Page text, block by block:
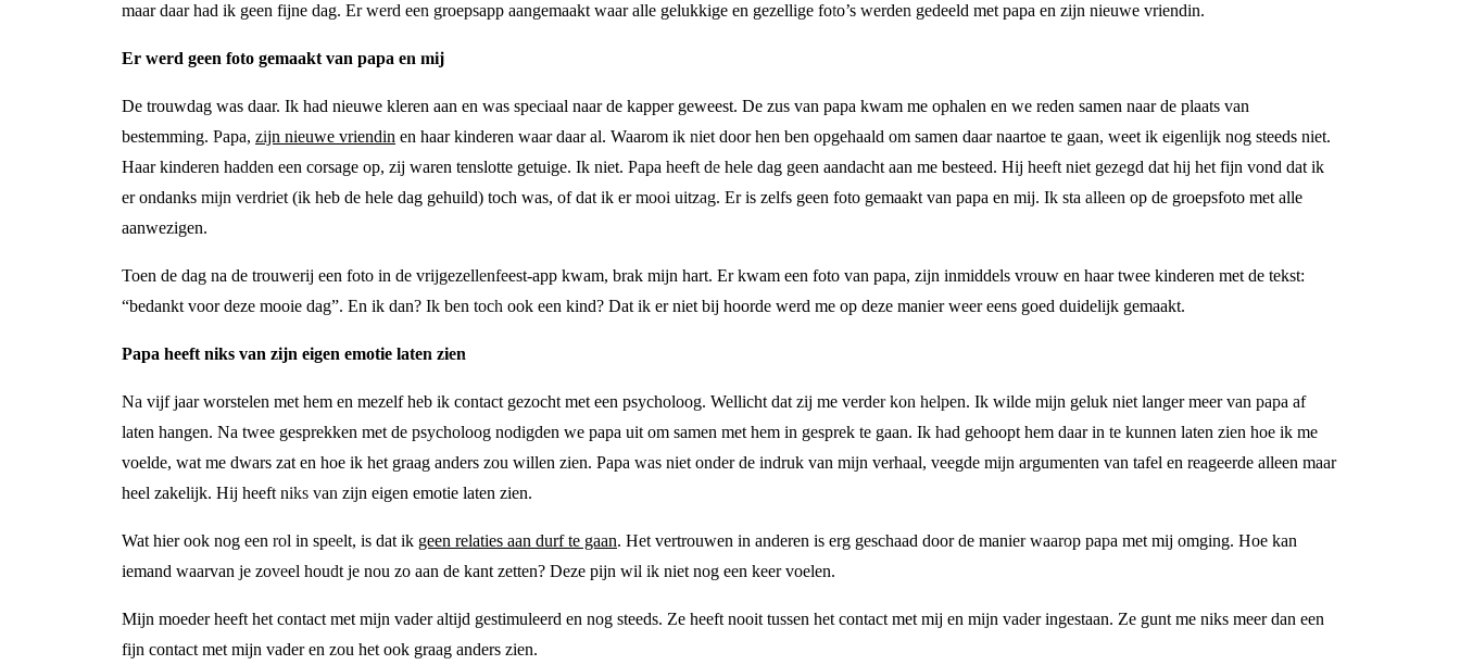
maar daar had ik geen fijne dag. Er werd een groepsapp aangemaakt waar alle gelukkige en gezellige foto’s werden gedeeld met papa en zijn nieuwe vriendin.
Er werd geen foto gemaakt van papa en mij
De trouwdag was daar. Ik had nieuwe kleren aan en was speciaal naar de kapper geweest. De zus van papa kwam me ophalen en we reden samen naar de plaats van
bestemming. Papa, zijn nieuwe vriendin en haar kinderen waar daar al. Waarom ik niet door hen ben opgehaald om samen daar naartoe te gaan, weet ik eigenlijk nog steeds niet.
Haar kinderen hadden een corsage op, zij waren tenslotte getuige. Ik niet. Papa heeft de hele dag geen aandacht aan me besteed. Hij heeft niet gezegd dat hij het fijn vond dat ik
er ondanks mijn verdriet (ik heb de hele dag gehuild) toch was, of dat ik er mooi uitzag. Er is zelfs geen foto gemaakt van papa en mij. Ik sta alleen op de groepsfoto met alle
aanwezigen.
Toen de dag na de trouwerij een foto in de vrijgezellenfeest-app kwam, brak mijn hart. Er kwam een foto van papa, zijn inmiddels vrouw en haar twee kinderen met de tekst:
“bedankt voor deze mooie dag”. En ik dan? Ik ben toch ook een kind? Dat ik er niet bij hoorde werd me op deze manier weer eens goed duidelijk gemaakt.
Papa heeft niks van zijn eigen emotie laten zien
Na vijf jaar worstelen met hem en mezelf heb ik contact gezocht met een psycholoog. Wellicht dat zij me verder kon helpen. Ik wilde mijn geluk niet langer meer van papa af
laten hangen. Na twee gesprekken met de psycholoog nodigden we papa uit om samen met hem in gesprek te gaan. Ik had gehoopt hem daar in te kunnen laten zien hoe ik me
voelde, wat me dwars zat en hoe ik het graag anders zou willen zien. Papa was niet onder de indruk van mijn verhaal, veegde mijn argumenten van tafel en reageerde alleen maar
heel zakelijk. Hij heeft niks van zijn eigen emotie laten zien.
Wat hier ook nog een rol in speelt, is dat ik geen relaties aan durf te gaan. Het vertrouwen in anderen is erg geschaad door de manier waarop papa met mij omging. Hoe kan
iemand waarvan je zoveel houdt je nou zo aan de kant zetten? Deze pijn wil ik niet nog een keer voelen.
Mijn moeder heeft het contact met mijn vader altijd gestimuleerd en nog steeds. Ze heeft nooit tussen het contact met mij en mijn vader ingestaan. Ze gunt me niks meer dan een
fijn contact met mijn vader en zou het ook graag anders zien.